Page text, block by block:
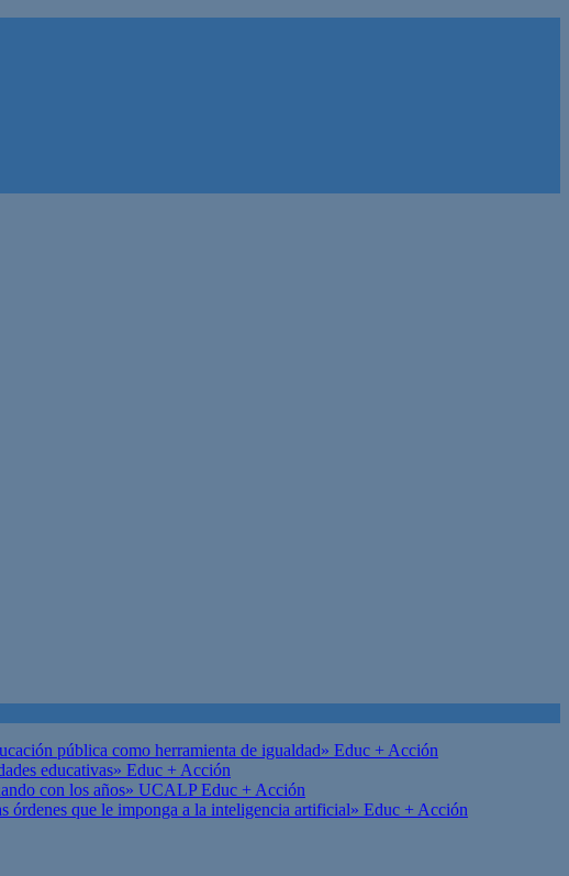
pública como herramienta de igualdad» Educ + Acción
educativas» Educ + Acción
con los años» UCALPEduc + Acción
órdenes que le imponga a la inteligencia artificial» Educ + Acción